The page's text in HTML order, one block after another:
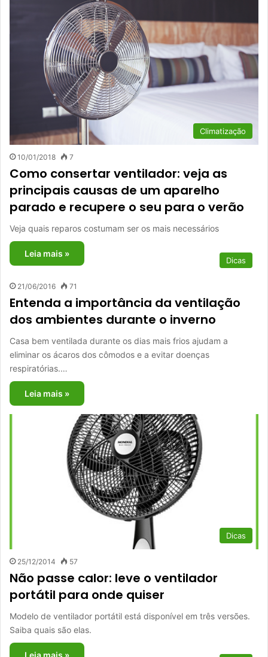
Climatização
10/01/2018 7
Como consertar ventilador: veja as
principais causas de um aparelho
parado e recupere o seu para o verão
Veja quais reparos costumam ser os mais necessários
Leia mais »
Dicas
21/06/2016 71
Entenda a importância da ventilação
dos ambientes durante o inverno
Casa bem ventilada durante os dias mais frios ajudam a
eliminar os ácaros dos cômodos e a evitar doenças
respiratórias.…
Leia mais »
Dicas
25/12/2014 57
Não passe calor: leve o ventilador
portátil para onde quiser
Modelo de ventilador portátil está disponível em três versões.
Saiba quais são elas.